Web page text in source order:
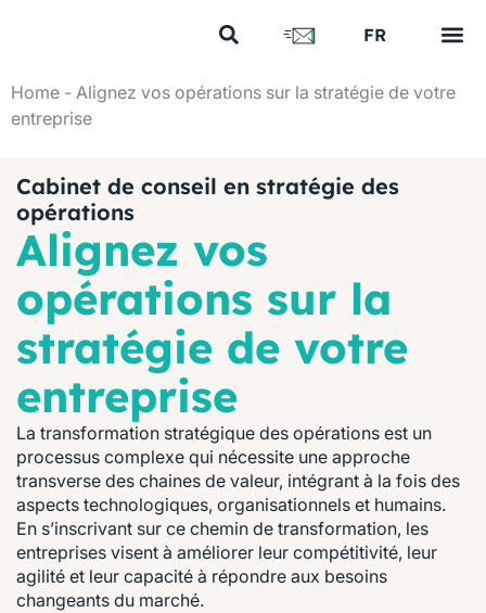
FR
EN
Home - Alignez vos opérations sur la stratégie de votre
entreprise
Cabinet de conseil en stratégie des
opérations
Alignez vos
opérations sur la
stratégie de votre
entreprise
La transformation stratégique des opérations est un
processus complexe qui nécessite une approche
transverse des chaines de valeur, intégrant à la fois des
aspects technologiques, organisationnels et humains.
En s’inscrivant sur ce chemin de transformation, les
entreprises visent à améliorer leur compétitivité, leur
agilité et leur capacité à répondre aux besoins
changeants du marché.